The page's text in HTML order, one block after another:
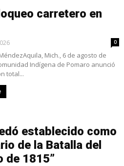
carretero en
0
Mich., 6 de agosto de
Indígena de Pomaro anunció
total...
establecido como
de la Batalla del
de 1815”